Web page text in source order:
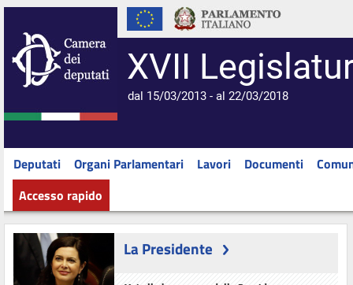
XVII
dal 15/03/2013 - al 22/03/2018
Deputati Organi Parlamentari Lavori Documenti
Accesso rapido
La Presidente